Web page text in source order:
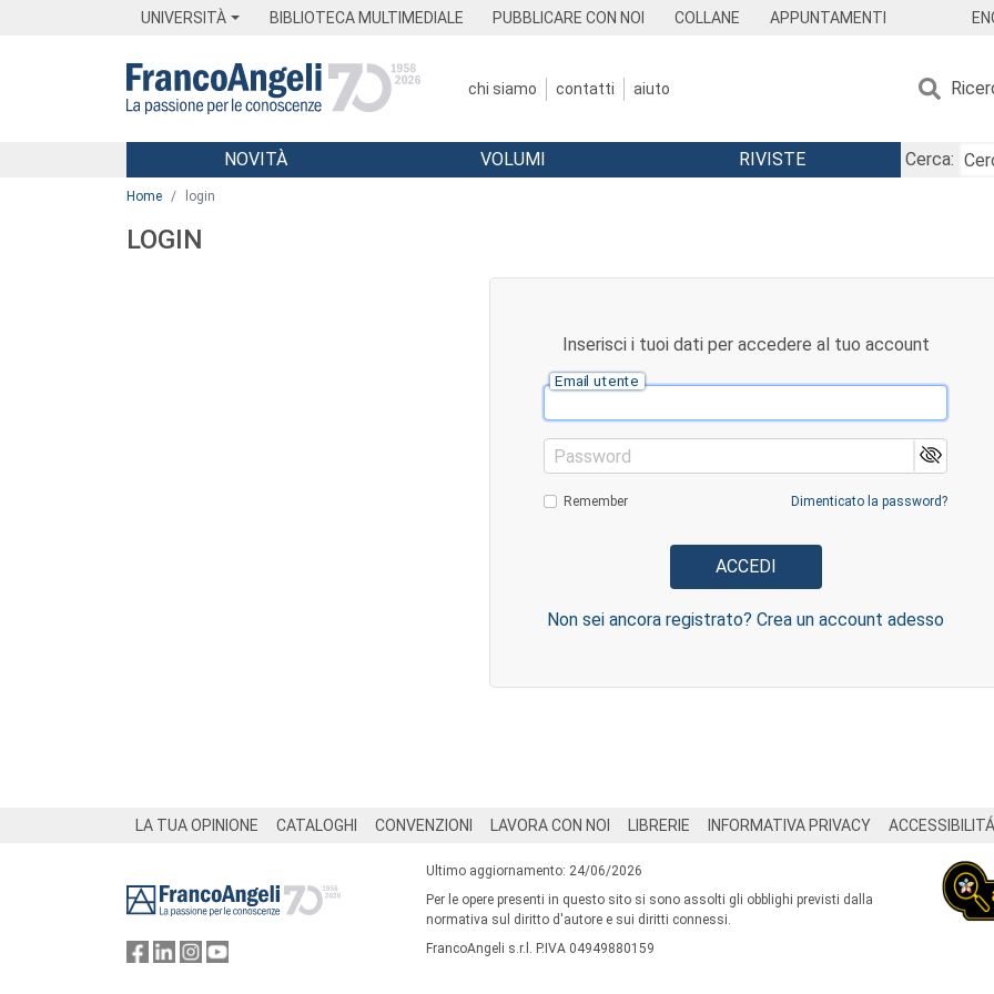
UNIVERSITÀ BIBLIOTECA MULTIMEDIALE PUBBLICARE CON NOI COLLANE APPUNTAMENTI
chi siamo contatti aiuto
Menu
NOVITÀ VOLUMI RIVISTE
Cerca:
Home login
LOGIN
Inserisci i tuoi dati per accedere al tuo account
Email utente
Password
Remember Dimenticato la password?
Non sei ancora registrato? Crea un account adesso
LA TUA OPINIONE CATALOGHI CONVENZIONI LAVORA CON NOI LIBRERIE INFORMATIVA PRIVACY ACCESSIBILITÁ
Ultimo aggiornamento: 24/06/2026
Per le opere presenti in questo sito si sono assolti gli obblighi previsti dalla
normativa sul diritto d'autore e sui diritti connessi.
FrancoAngeli s.r.l. P.IVA 04949880159